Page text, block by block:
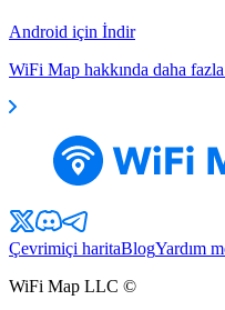
Android için İndir
WiFi Map hakkında daha
Çevrimiçi haritaBlogYardım
WiFi Map LLC ©